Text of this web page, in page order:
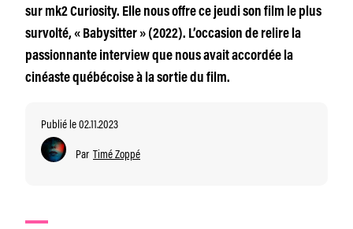
sur mk2 Curiosity. Elle nous offre ce jeudi son film le plus
survolté, « Babysitter » (2022). L’occasion de relire la
passionnante interview que nous avait accordée la
cinéaste québécoise à la sortie du film.
Publié le 02.11.2023
Par Timé Zoppé